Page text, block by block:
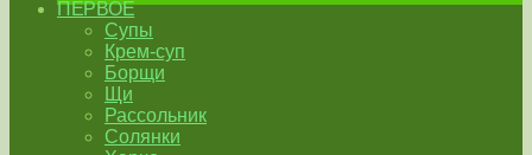
ПЕРВОЕ
Супы
Крем-суп
Борщи
Щи
Рассольник
Солянки